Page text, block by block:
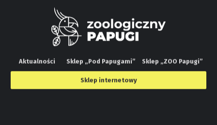
Aktualności Sklep „Pod Papugami” Sklep „ZOO Papugi”
Sklep internetowy